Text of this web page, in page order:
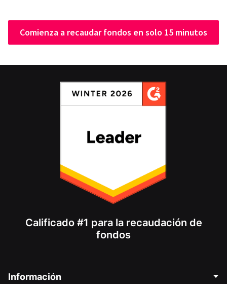
Comienza a recaudar fondos en solo 15 minutos
Calificado #1 para la recaudación de
fondos
Información